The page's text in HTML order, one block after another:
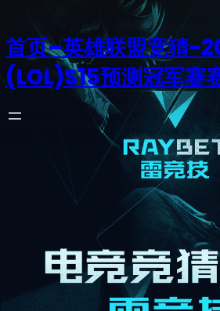
首页–英雄联盟竞猜-
(LOL)S15预测冠军赛